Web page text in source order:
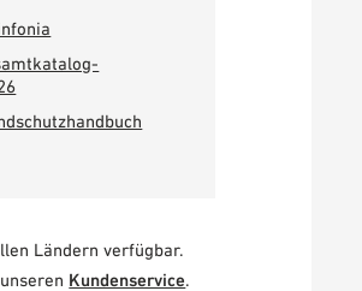
Ländern verfügbar.
Kundenservice.